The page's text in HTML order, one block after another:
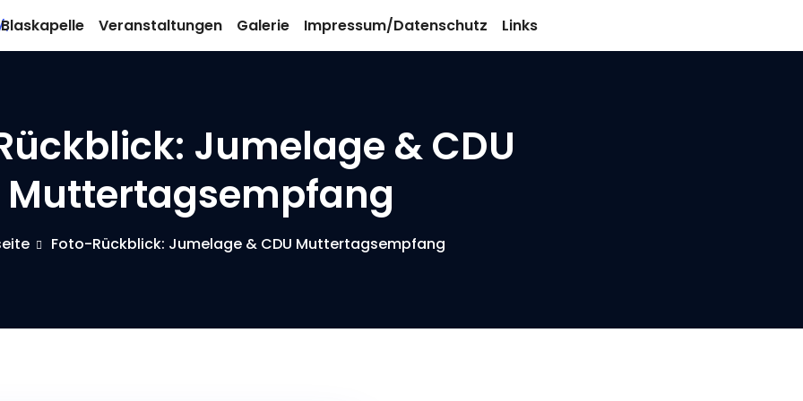
Veranstaltungen Galerie Impressum/Datenschutz Links
Jumelage & CDU
Muttertagsempfang
Foto-Rückblick: Jumelage & CDU Muttertagsempfang